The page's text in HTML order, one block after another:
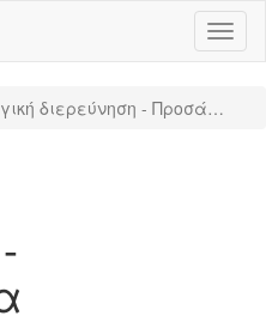
διερεύνηση - Προσά…